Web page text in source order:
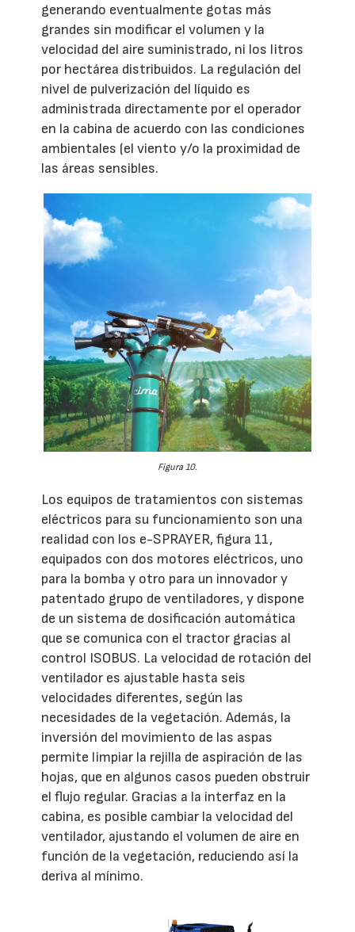
generando eventualmente gotas más
grandes sin modificar el volumen y la
velocidad del aire suministrado, ni los litros
por hectárea distribuidos. La regulación del
nivel de pulverización del líquido es
administrada directamente por el operador
en la cabina de acuerdo con las condiciones
ambientales (el viento y/o la proximidad de
las áreas sensibles.
Figura 10.
Los equipos de tratamientos con sistemas
eléctricos para su funcionamiento son una
realidad con los e-SPRAYER, figura 11,
equipados con dos motores eléctricos, uno
para la bomba y otro para un innovador y
patentado grupo de ventiladores, y dispone
de un sistema de dosificación automática
que se comunica con el tractor gracias al
control ISOBUS. La velocidad de rotación del
ventilador es ajustable hasta seis
velocidades diferentes, según las
necesidades de la vegetación. Además, la
inversión del movimiento de las aspas
permite limpiar la rejilla de aspiración de las
hojas, que en algunos casos pueden obstruir
el flujo regular. Gracias a la interfaz en la
cabina, es posible cambiar la velocidad del
ventilador, ajustando el volumen de aire en
función de la vegetación, reduciendo así la
deriva al mínimo.